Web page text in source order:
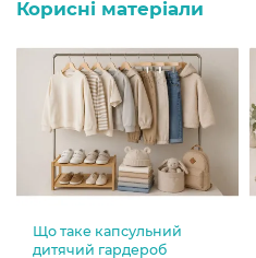
Корисні матеріали
Що таке капсульний
дитячий гардероб